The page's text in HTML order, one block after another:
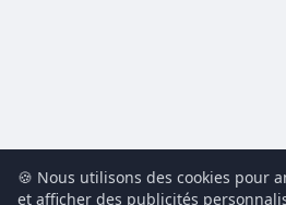
🍪 Nous utilisons des cookies pour
et afficher des publicités